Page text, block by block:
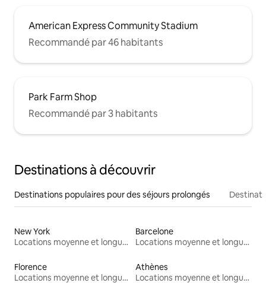
American Express Community Stadium
Recommandé par 46 habitants
Park Farm Shop
Recommandé par 3 habitants
Destinations à découvrir
Destinations populaires pour des séjours prolongés
New York
Locations moyenne et longue durée
Barcelone
Locations moyenne et longue durée
Florence
Locations moyenne et longue durée
Athènes
Locations moyenne et longue durée